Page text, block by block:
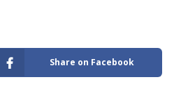
Share on Facebook